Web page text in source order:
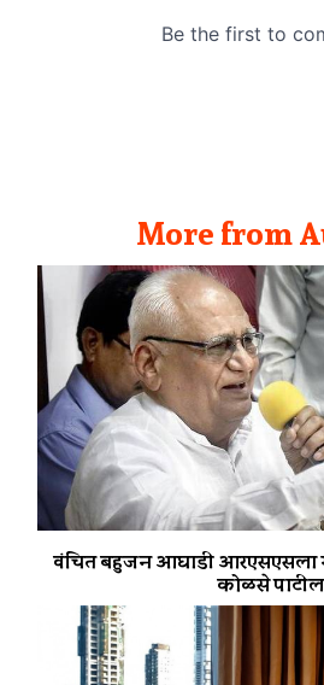
More from
वंचित बहुजन आघाडी आरएसएसला
कोळसे पाटील